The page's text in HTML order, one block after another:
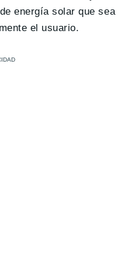
energía solar que sea
el usuario.